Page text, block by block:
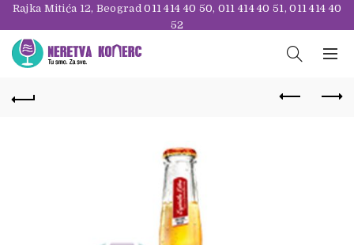
Rajka Mitića 12, Beograd011 414 40 50, 011 414 40 51,011 414 40
52